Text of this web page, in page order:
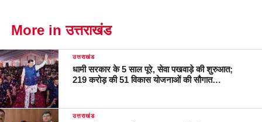
More in उत्तराखंड
उत्तराखंड
धामी सरकार के 5 साल पूरे, सेवा पखवाड़े की शुरुआत;
219 करोड़ की 51 विकास योजनाओं की सौगात…
उत्तराखंड